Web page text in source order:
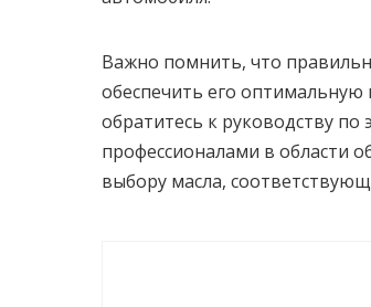
Важно помнить, что
обеспечить его
обратитесь к руководству по
профессионалами в области
выбору масла,